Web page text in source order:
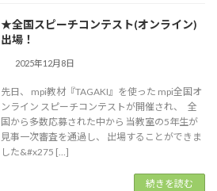
★全国スピーチコンテスト(オンライン)
出場！
2025年12月8日
先日、 mpi教材『TAGAKI』を使った mpi全国オ
ンライン スピーチコンテストが開催され、 全
国から多数応募された中から 当教室の5年生が
見事一次審査を通過し、 出場することができま
した&#x275 […]
続きを読む